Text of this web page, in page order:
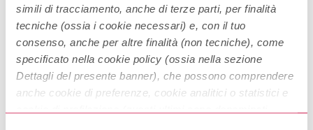
simili di tracciamento, anche di terze parti, per finalità
tecniche (ossia i cookie necessari) e, con il tuo
consenso, anche per altre finalità (non tecniche), come
specificato nella cookie policy (ossia nella sezione
Dettagli del presente banner), che possono comprendere
anche cookie di preferenze, cookie analitici o statistici e
fratelli ilRakhioRaksha . IlRakhiè un braccialetto sacro, di
colore rosso, fatto di seta o di cotone; decorato con amuleti,
perline oppure fogli di carta dorata o argentata, spesso è fatto a
mano con amore e dedizione dalle ragazze. Tradizione vuole
che questo amuleto protegga i fratelli dagli spiriti cattivi. I fratelli
in cambio del dono ricevuto promettono di amare e proteggere
per sempre le proprie sorelle nei momenti difficili della vita.